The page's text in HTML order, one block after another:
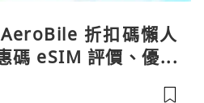
折扣碼懶人
碼 eSIM 評價、優缺
完整整理